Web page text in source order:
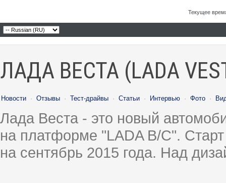
Текущее
ЛАДА ВЕСТА (LADA
Новости · Отзывы · Тест-драйвы · Статьи · Интервью · Фото ·
Лада Веста - это новый
на платформе "LADA B/C".
на сентябрь 2015 года. Над